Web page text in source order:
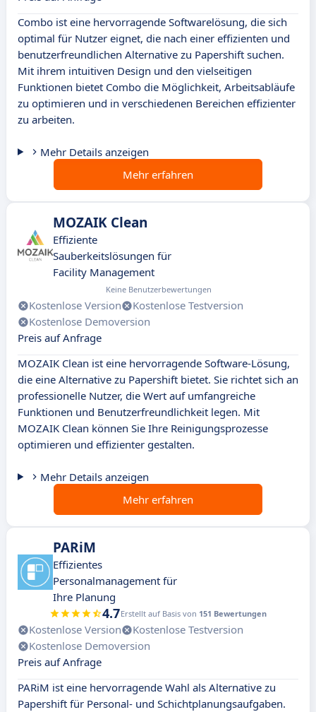
Combo ist eine hervorragende Softwarelösung, die sich
optimal für Nutzer eignet, die nach einer effizienten und
benutzerfreundlichen Alternative zu Papershift suchen.
Mit ihrem intuitiven Design und den vielseitigen
Funktionen bietet Combo die Möglichkeit, Arbeitsabläufe
zu optimieren und in verschiedenen Bereichen effizienter
zu arbeiten.
Mehr Details anzeigen
Mehr erfahren
MOZAIK Clean
Effiziente
Sauberkeitslösungen für
Facility Management
Keine Benutzerbewertungen
Kostenlose Version
Kostenlose Testversion
Kostenlose Demoversion
Preis auf Anfrage
MOZAIK Clean ist eine hervorragende Software-Lösung,
die eine Alternative zu Papershift bietet. Sie richtet sich an
professionelle Nutzer, die Wert auf umfangreiche
Funktionen und Benutzerfreundlichkeit legen. Mit
MOZAIK Clean können Sie Ihre Reinigungsprozesse
optimieren und effizienter gestalten.
Mehr Details anzeigen
Mehr erfahren
PARiM
Effizientes
Personalmanagement für
Ihre Planung
4.7Erstellt auf Basis von 151 Bewertungen
Kostenlose Version
Kostenlose Testversion
Kostenlose Demoversion
Preis auf Anfrage
PARiM ist eine hervorragende Wahl als Alternative zu
Papershift für Personal- und Schichtplanungsaufgaben.